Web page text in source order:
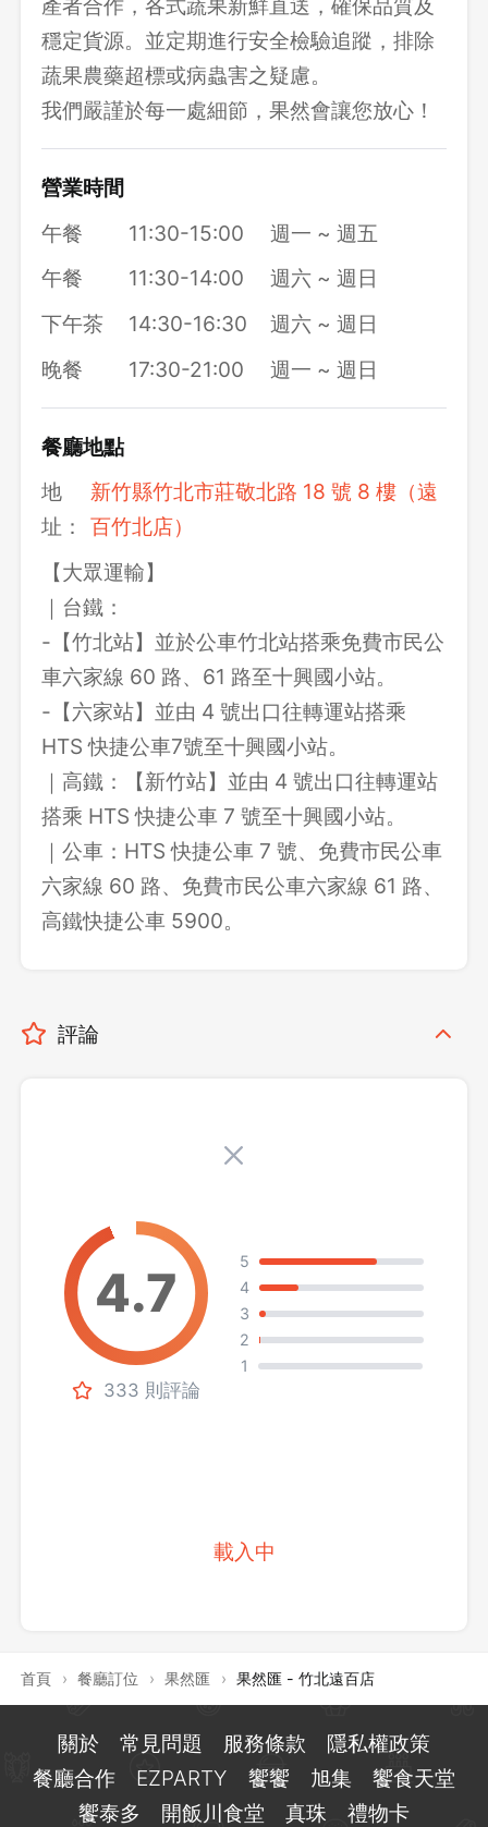
產者合作，各式蔬果新鮮直送，確保品質及
穩定貨源。並定期進行安全檢驗追蹤，排除
蔬果農藥超標或病蟲害之疑慮。
我們嚴謹於每一處細節，果然會讓您放心！
營業時間
午餐
11:30-15:00
週一 ~ 週五
午餐
11:30-14:00
週六 ~ 週日
下午茶
14:30-16:30
週六 ~ 週日
晚餐
17:30-21:00 週一 ~ 週日
餐廳地點
地
址：
新竹縣竹北市莊敬北路 18 號 8 樓（遠
百竹北店）
【大眾運輸】
｜台鐵：
-【竹北站】並於公車竹北站搭乘免費市民公
車六家線 60 路、61 路至十興國小站。
-【六家站】並由 4 號出口往轉運站搭乘
HTS 快捷公車7號至十興國小站。
｜高鐵：【新竹站】並由 4 號出口往轉運站
搭乘 HTS 快捷公車 7 號至十興國小站。
｜公車：HTS 快捷公車 7 號、免費市民公車
六家線 60 路、免費市民公車六家線 61 路、
高鐵快捷公車 5900。
評論
333 則評論
5
4
3
2
1
載入中
首頁 › 餐廳訂位 › 果然匯 › 果然匯 - 竹北遠百店
關於 常見問題 服務條款
隱私權政策
餐廳合作
EZPARTY 饗饗 旭集
饗食天堂
饗泰多
開飯川食堂 真珠 禮物卡